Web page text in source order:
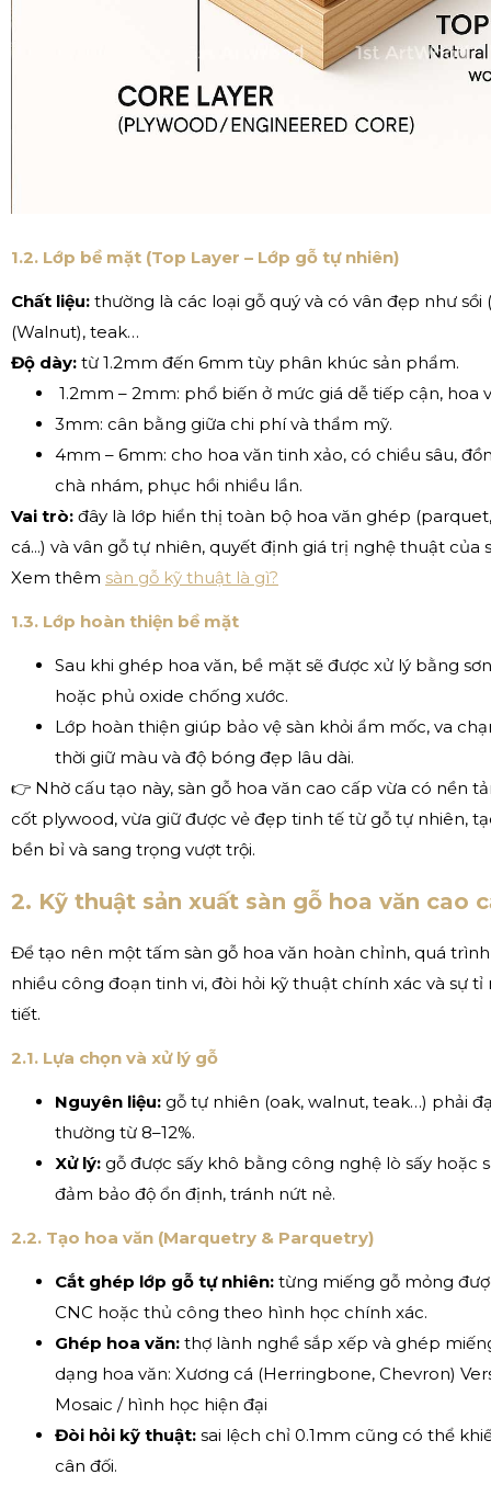
1.2. Lớp bề mặt (Top Layer – Lớp gỗ tự nhiên)
Chất liệu: thường là các loại gỗ quý và có vân đẹp như sồi
(Walnut), teak…
Độ dày: từ 1.2mm đến 6mm tùy phân khúc sản phẩm.
1.2mm – 2mm: phổ biến ở mức giá dễ tiếp cận, hoa
3mm: cân bằng giữa chi phí và thẩm mỹ.
4mm – 6mm: cho hoa văn tinh xảo, có chiều sâu,
chà nhám, phục hồi nhiều lần.
Vai trò: đây là lớp hiển thị toàn bộ hoa văn ghép
cá...) và vân gỗ tự nhiên, quyết định giá trị nghệ thuật của
Xem thêm sàn gỗ kỹ thuật là gì?
1.3. Lớp hoàn thiện bề mặt
Sau khi ghép hoa văn, bề mặt sẽ được xử lý bằng
hoặc phủ oxide chống xước.
Lớp hoàn thiện giúp bảo vệ sàn khỏi ẩm mốc, va
thời giữ màu và độ bóng đẹp lâu dài.
👉 Nhờ cấu tạo này, sàn gỗ hoa văn cao cấp vừa có nền
cốt plywood, vừa giữ được vẻ đẹp tinh tế từ gỗ tự nhiên,
bền bỉ và sang trọng vượt trội.
2. Kỹ thuật sản xuất sàn gỗ hoa văn cao
Để tạo nên một tấm sàn gỗ hoa văn hoàn chỉnh, quá
nhiều công đoạn tinh vi, đòi hỏi kỹ thuật chính xác và sự
tiết.
2.1. Lựa chọn và xử lý gỗ
Nguyên liệu: gỗ tự nhiên (oak, walnut, teak…) phải
thường từ 8–12%.
Xử lý: gỗ được sấy khô bằng công nghệ lò sấy hoặc
đảm bảo độ ổn định, tránh nứt nẻ.
2.2. Tạo hoa văn (Marquetry & Parquetry)
Cắt ghép lớp gỗ tự nhiên: từng miếng gỗ mỏng
CNC hoặc thủ công theo hình học chính xác.
Ghép hoa văn: thợ lành nghề sắp xếp và ghép
dạng hoa văn: Xương cá (Herringbone, Chevron)
Mosaic / hình học hiện đại
Đòi hỏi kỹ thuật: sai lệch chỉ 0.1mm cũng có thể
cân đối.